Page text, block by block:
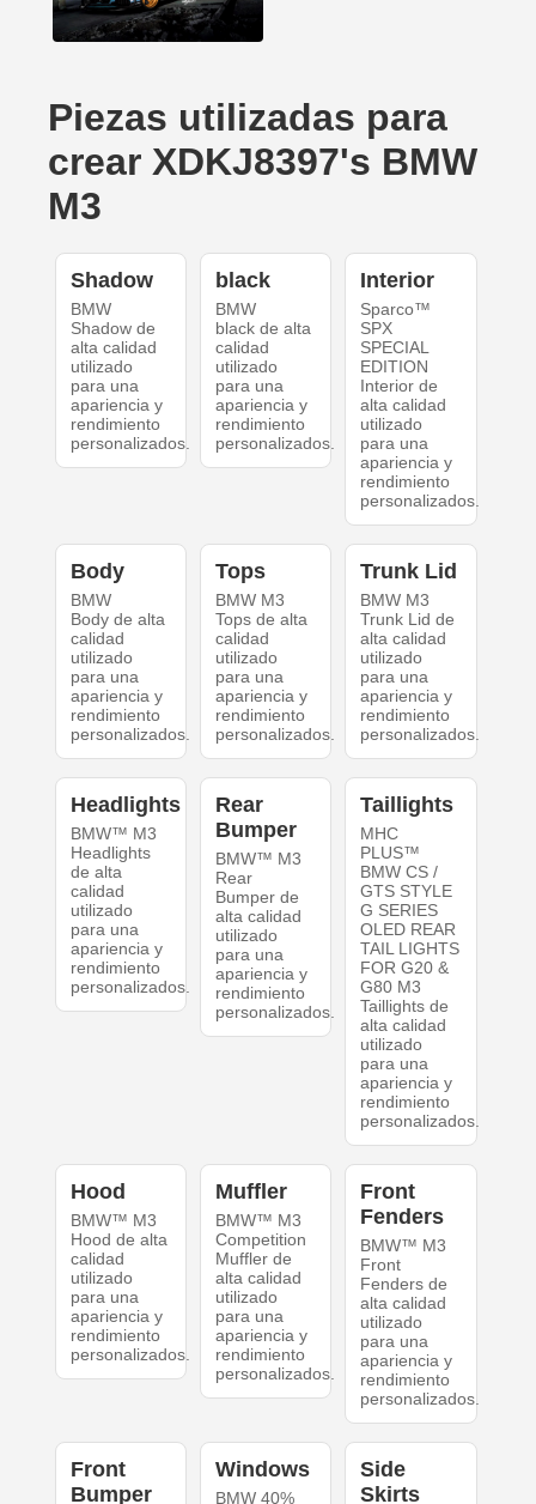
Piezas utilizadas para
crear XDKJ8397's BMW
M3
Shadow
BMW
Shadow de
alta calidad
utilizado
para una
apariencia y
rendimiento
personalizados.
black
BMW
black de alta
calidad
utilizado
para una
apariencia y
rendimiento
personalizados.
Interior
Sparco™
SPX
SPECIAL
EDITION
Interior de
alta calidad
utilizado
para una
apariencia y
rendimiento
personalizados.
Body
BMW
Body de alta
calidad
utilizado
para una
apariencia y
rendimiento
personalizados.
Tops
BMW M3
Tops de alta
calidad
utilizado
para una
apariencia y
rendimiento
personalizados.
Trunk Lid
BMW M3
Trunk Lid de
alta calidad
utilizado
para una
apariencia y
rendimiento
personalizados.
Headlights
BMW™ M3
Headlights
de alta
calidad
utilizado
para una
apariencia y
rendimiento
personalizados.
Rear
Bumper
BMW™ M3
Rear
Bumper de
alta calidad
utilizado
para una
apariencia y
rendimiento
personalizados.
Taillights
MHC
PLUS™
BMW CS /
GTS STYLE
G SERIES
OLED REAR
TAIL LIGHTS
FOR G20 &
G80 M3
Taillights de
alta calidad
utilizado
para una
apariencia y
rendimiento
personalizados.
Hood
BMW™ M3
Hood de alta
calidad
utilizado
para una
apariencia y
rendimiento
personalizados.
Muffler
BMW™ M3
Competition
Muffler de
alta calidad
utilizado
para una
apariencia y
rendimiento
personalizados.
Front
Fenders
BMW™ M3
Front
Fenders de
alta calidad
utilizado
para una
apariencia y
rendimiento
personalizados.
Front
Bumper
Windows
BMW 40%
Side
Skirts